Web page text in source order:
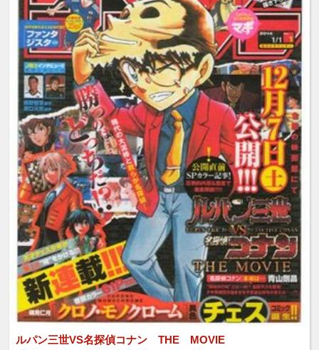
ルパン三世VS名探偵コナン THE MOVIE